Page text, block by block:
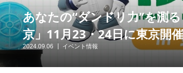
あなたの“ダンドリ力”を測
京」11月23・24日に東京開催
2024.09.06 イベント情報